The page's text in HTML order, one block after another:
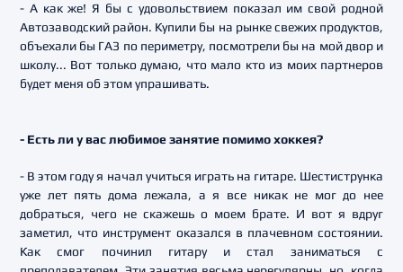
- А как же! Я бы с удовольствием показал им свой родной
Автозаводский район. Купили бы на рынке свежих продуктов,
объехали бы ГАЗ по периметру, посмотрели бы на мой двор и
школу... Вот только думаю, что мало кто из моих партнеров
будет меня об этом упрашивать.
- Есть ли у вас любимое занятие помимо хоккея?
- В этом году я начал учиться играть на гитаре. Шестиструнка
уже лет пять дома лежала, а я все никак не мог до нее
добраться, чего не скажешь о моем брате. И вот я вдруг
заметил, что инструмент оказался в плачевном состоянии.
Как смог починил гитару и стал заниматься с